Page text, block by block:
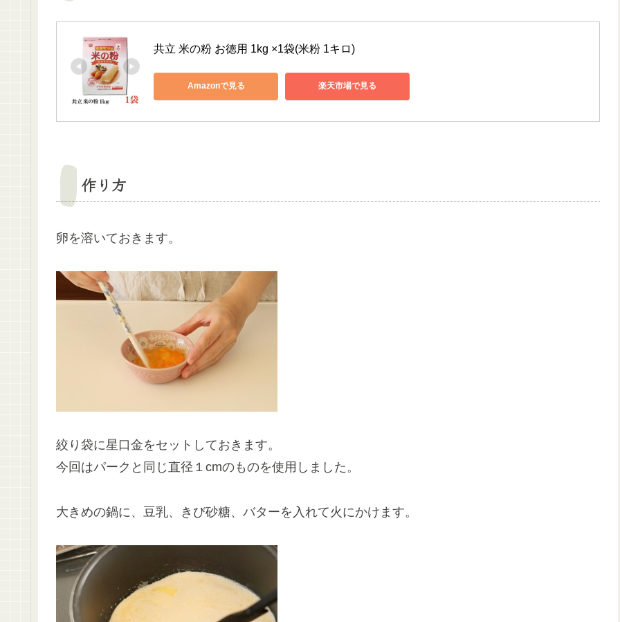
共立 米の粉 お徳用 1kg ×1袋(米粉 1キロ)
Amazonで見る 楽天市場で見る
作り方
卵を溶いておきます。
絞り袋に星口金をセットしておきます。
今回はパークと同じ直径１cmのものを使用しました。
大きめの鍋に、豆乳、きび砂糖、バターを入れて火にかけます。